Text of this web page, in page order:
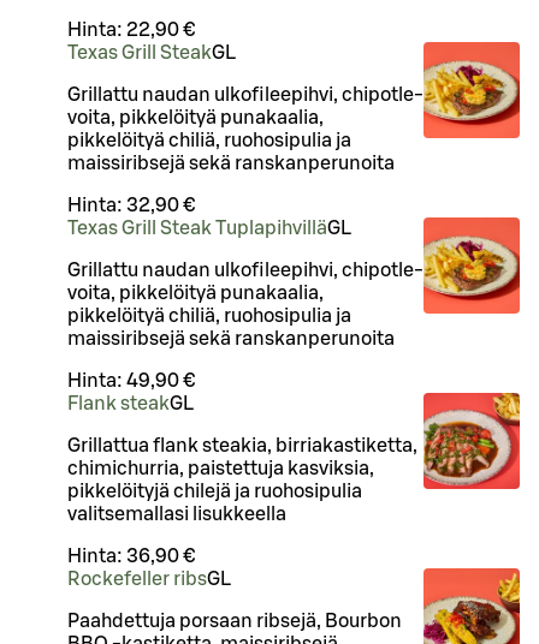
Hinta: 22,90 €
Texas Grill SteakGL
Grillattu naudan ulkofileepihvi, chipotle-
voita, pikkelöityä punakaalia,
pikkelöityä chiliä, ruohosipulia ja
maissiribsejä sekä ranskanperunoita
Hinta: 32,90 €
Texas Grill Steak TuplapihvilläGL
Grillattu naudan ulkofileepihvi, chipotle-
voita, pikkelöityä punakaalia,
pikkelöityä chiliä, ruohosipulia ja
maissiribsejä sekä ranskanperunoita
Hinta: 49,90 €
Flank steakGL
Grillattua flank steakia, birriakastiketta,
chimichurria, paistettuja kasviksia,
pikkelöityjä chilejä ja ruohosipulia
valitsemallasi lisukkeella
Hinta: 36,90 €
Rockefeller ribsGL
Paahdettuja porsaan ribsejä, Bourbon